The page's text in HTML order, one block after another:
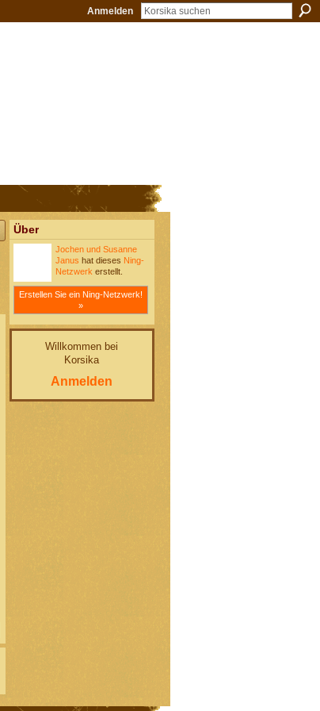
Anmelden
Über
Jochen und Susanne
Janus hat dieses Ning-
Netzwerk erstellt.
Erstellen Sie ein Ning-Netzwerk!
»
Willkommen bei
Korsika
Anmelden